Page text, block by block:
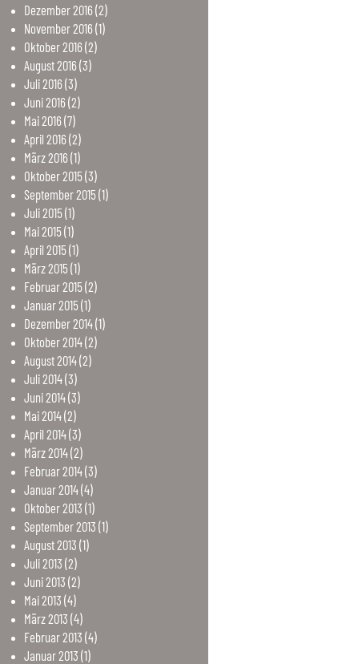
Dezember2016(2)
November2016(1)
Oktober2016(2)
August2016(3)
Juli2016(3)
Juni2016(2)
Mai2016(7)
April 2016(2)
März2016(1)
Oktober2015(3)
September2015(1)
Juli2015(1)
Mai2015(1)
April 2015(1)
März2015(1)
Februar2015(2)
Januar2015(1)
Dezember2014(1)
Oktober2014(2)
August2014(2)
Juli2014(3)
Juni2014(3)
Mai2014(2)
April 2014(3)
März2014(2)
Februar2014(3)
Januar2014(4)
Oktober2013 (1)
September2013 (1)
August2013 (1)
Juli2013 (2)
Juni2013 (2)
Mai2013 (4)
März2013 (4)
Februar2013 (4)
Januar2013 (1)